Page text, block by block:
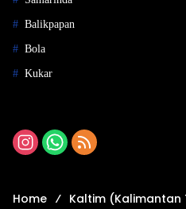
Balikpapan
Bola
Kukar
Home Kaltim (Kalimantan